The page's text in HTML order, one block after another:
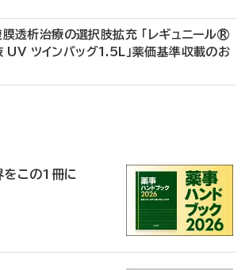
透析治療の選択肢拡充 「レギュニール®
ツインバッグ1.5L」薬価基準収載のお
をこの1冊に